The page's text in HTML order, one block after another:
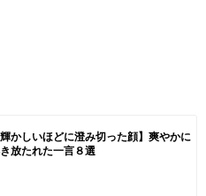
輝かしいほどに澄み切った顔】爽やかに
放たれた一言８選